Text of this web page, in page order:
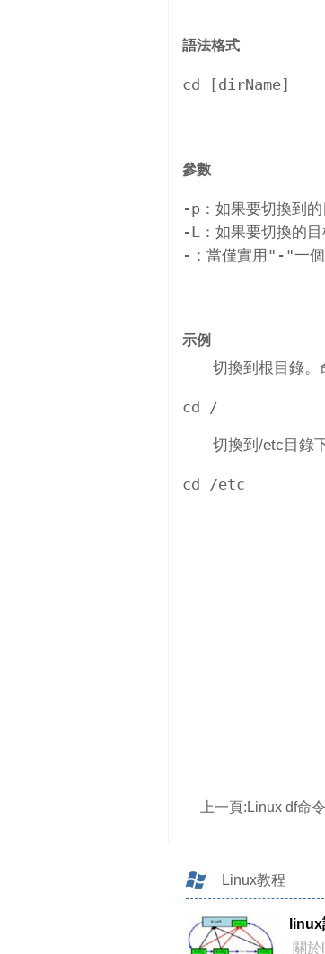
語法格式
cd [dirName]
參數
-p：如果要切換到
-L：如果要切換的
示例
切換到根目錄。
cd /
切換到/etc目錄
cd /etc
上一頁: Linux df命令 磁盤目錄
Linux教程
關